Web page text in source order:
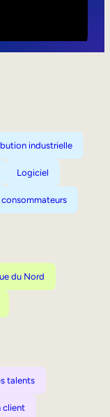
industrielle
Logiciel
du Nord
talents
client